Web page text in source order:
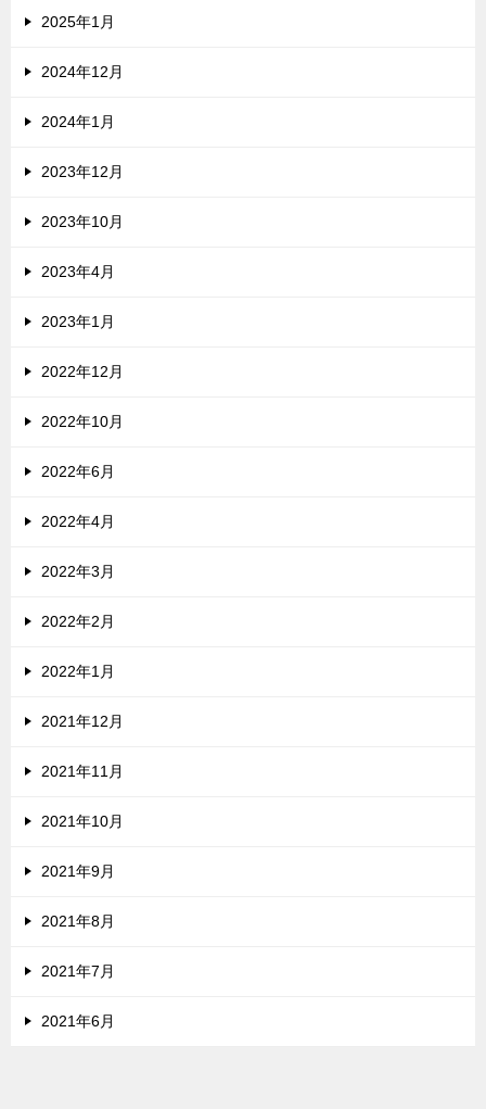
2025年1月
2024年12月
2024年1月
2023年12月
2023年10月
2023年4月
2023年1月
2022年12月
2022年10月
2022年6月
2022年4月
2022年3月
2022年2月
2022年1月
2021年12月
2021年11月
2021年10月
2021年9月
2021年8月
2021年7月
2021年6月